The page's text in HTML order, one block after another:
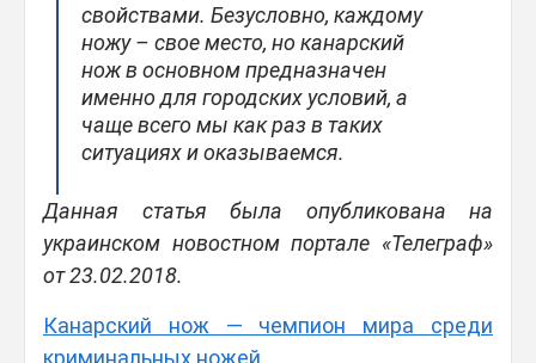
свойствами. Безусловно, каждому
ножу – свое место, но канарский
нож в основном предназначен
именно для городских условий, а
чаще всего мы как раз в таких
ситуациях и оказываемся.
Данная статья была опубликована на
украинском новостном портале «Телеграф»
от 23.02.2018.
Канарский нож — чемпион мира среди
криминальных ножей